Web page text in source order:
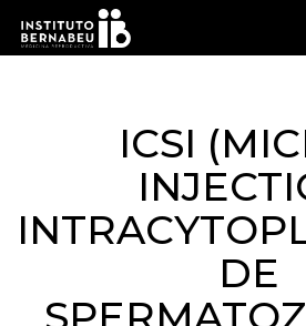
ICSI
DE